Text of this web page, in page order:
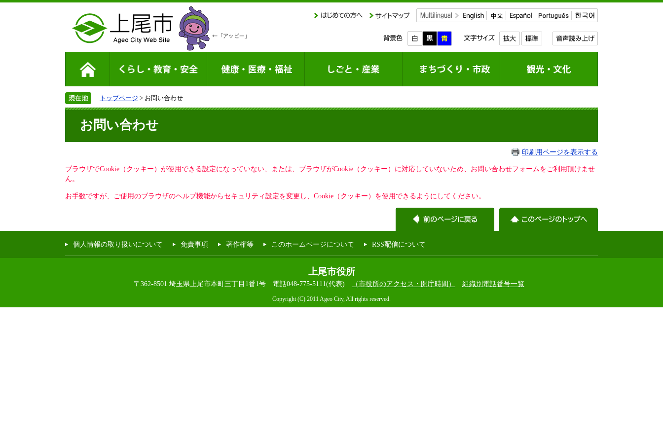
トップページ > お問い合わせ
お問い合わせ
印刷用ページを表示する
ブラウザでCookie（クッキー）が使用できる設定になっていない、または、ブラウザがCookie（クッキー）に対応していないため、お問い合わせフォームをご利用頂けませ
ん。
お手数ですが、ご使用のブラウザのヘルプ機能からセキュリティ設定を変更し、Cookie（クッキー）を使用できるようにしてください。
個人情報の取り扱いについて 免責事項 著作権等 このホームページについて RSS配信について
上尾市役所
〒362-8501 埼玉県上尾市本町三丁目1番1号 電話048-775-5111(代表) （市役所のアクセス・開庁時間） 組織別電話番号一覧
Copyright (C) 2011 Ageo City, All rights reserved.